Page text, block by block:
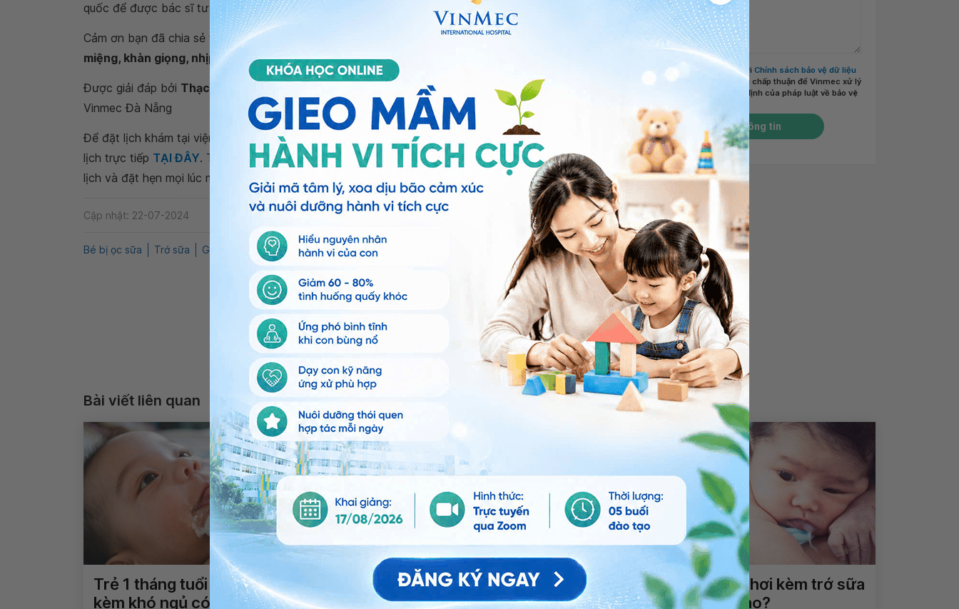
quốc để được bác sĩ tư vấn thêm.
Cảm ơn bạn đã chia sẻ thắc mắc “
trẻ 1 tháng tuổi xuất hiện dịch trắng và đọng sữa trong
miệng, khàn giọng, nhịp thở không quá 60 lần/phút có sao không?”
Được giải đáp bởi Thạc sĩ, Bác sĩ Vũ Quốc Ánh
- Khoa Nhi - Sơ sinh - Bệnh viện Đa khoa Quốc tế
Vinmec Đà Nẵng
Để đặt lịch khám tại viện, Quý khách vui lòng bấm số HOTLINE, đặt mua GÓI DỊCH VỤ
lịch trực tiếp TẠI ĐÂY. Tải và đặt lịch khám tự động trên ứng dụng My Vinmec để quản lý, theo dõi
lịch và đặt hẹn mọi lúc mọi nơi ngay trên ứng dụng.
Cập nhật: 22-07-2024 Chia sẻ
Bé bị ọc sữa Trớ sữa Giọng khàn QnA Nhi Bé bị khàn tiếng
Tôi đã đọc và đồng ý với Chính sách bảo vệ dữ liệu
cá nhân của Vinmec
và chấp thuận để Vinmec xử lý
DLCN của tôi theo quy định của pháp luật về bảo vệ
Gửi thông tin
Bài viết liên quan
Trẻ 1 tháng tuổi nôn trớ sau ăn
kèm khó ngủ có sao không?
Tật nứt đốt sống gây ảnh
hưởng gì?
Khắc phục đầy hơi kèm trớ sữa
ở trẻ như thế nào?